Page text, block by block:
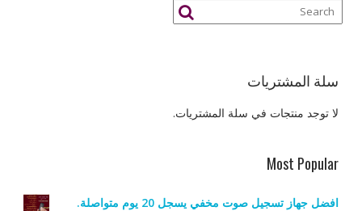
سلة المشتريات
لا توجد منتجات في سلة المشتريات.
Most Popular
افضل جهاز تسجيل صوت مخفي يسجل 20 يوم متواصلة.